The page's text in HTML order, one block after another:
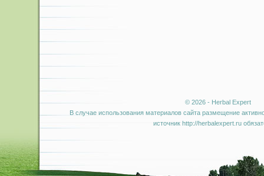
© 2026 - Herbal Expert
В случае использования материалов сайта размещение
источник http://herbalexpert.ru